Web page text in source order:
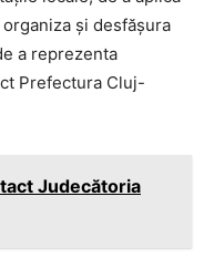
și desfășura
a reprezenta
Prefectura Cluj-
Judecătoria